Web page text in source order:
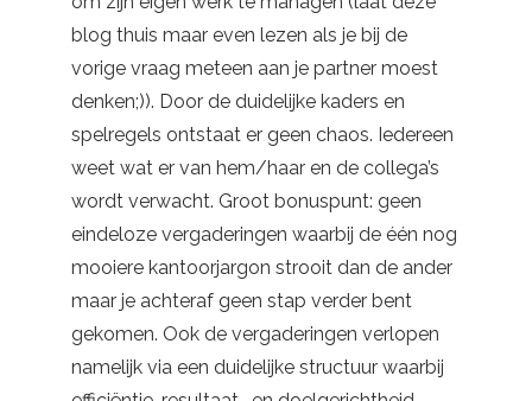
blog thuis maar even lezen als je bij de
vorige vraag meteen aan je partner moest
denken;)). Door de duidelijke kaders en
spelregels ontstaat er geen chaos. Iedereen
weet wat er van hem/haar en de collega’s
wordt verwacht. Groot bonuspunt: geen
eindeloze vergaderingen waarbij de één nog
mooiere kantoorjargon strooit dan de ander
maar je achteraf geen stap verder bent
gekomen. Ook de vergaderingen verlopen
namelijk via een duidelijke structuur waarbij